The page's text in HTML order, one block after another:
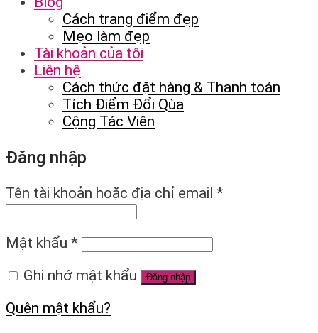
Cách trang điểm đẹp
Mẹo làm đẹp
Tài khoản của tôi
Liên hệ
Cách thức đặt hàng & Thanh toán
Tích Điểm Đổi Qùa
Cộng Tác Viên
Đăng nhập
Tên tài khoản hoặc địa chỉ email *
Mật khẩu *
Ghi nhớ mật khẩu
Đăng nhập
Quên mật khẩu?